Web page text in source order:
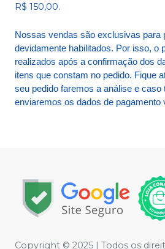
R$ 150,00.
Nossas vendas são exclusivas para
devidamente habilitados. Por isso, o
realizados após a confirmação dos
itens que constam no pedido. Fique
seu pedido faremos a análise e caso
enviaremos os dados de pagamento
Copyright © 2025 | Todos os